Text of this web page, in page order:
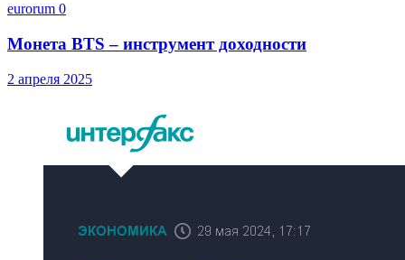
eurorum 0
Монета BTS – инструмент доходности
2 апреля 2025